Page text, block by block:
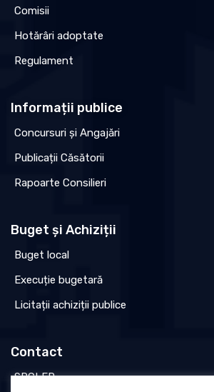
Comisii
Hotărâri adoptate
Regulament
Informații publice
Concursuri și Angajări
Publicații Căsătorii
Rapoarte Consilieri
Buget și Achiziții
Buget local
Execuție bugetară
Licitații achiziții publice
Contact
SPCLEP